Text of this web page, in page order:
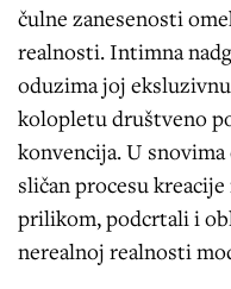
čulne zanesenosti
realnosti. Intimna
oduzima joj
kolopletu društveno
konvencija. U
sličan procesu
prilikom, podcrtali i
nerealnoj realnosti